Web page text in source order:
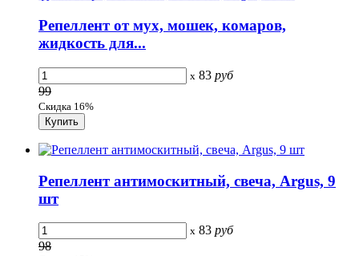
Репеллент от мух, мошек, комаров,
жидкость для...
x 83 руб
99
Скидка 16%
Репеллент антимоскитный, свеча, Argus, 9
шт
x 83 руб
98